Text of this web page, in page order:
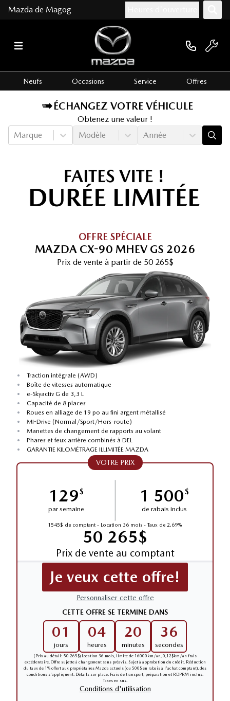
Mazda de Magog
Neufs Occasions Service Offres
ÉCHANGEZ VOTRE VÉHICULE
Obtenez une valeur !
Marque
Modèle Année
OFFRE SPÉCIALE
MAZDA CX-90 MHEV GS 2026
Prix de vente à partir de 50 265$
•
Traction intégrale (AWD)
•
Boîte de vitesses automatique
•
e-Skyactiv G de 3,3 L
•
Capacité de 8 places
•
Roues en alliage de 19 po au fini argent métallisé
•
MI-Drive (Normal/Sport/Hors-route)
•
Manettes de changement de rapports au volant
•
Phares et feux arrière combinés à DEL
•
GARANTIE KILOMÉTRAGE ILLIMITÉE MAZDA
VOTRE PRIX
129$
par semaine
1 500$
de rabais inclus
1545$ de comptant - Location 36 mois - Taux de 2,69%
50 265$
Prix de vente au comptant
Je veux cette offre!
Personnaliser cette offre
CETTE OFFRE SE TERMINE DANS
01
jours
04
heures
20
minutes
36
secondes
(Prix au détail: 50 265$) Location 36 mois, limite de 16000km/an, 0,12$km/an frais
excédentaire. Offre sujette à changement sans préavis. Sujet à approbation du crédit. Réduction
du taux de 1% offert aux propriétaires Mazda actuels (ou 500$ en rabais à l'achat comptant), des
conditions s'appliquent. Détails sur place. Frais de transport, préparation et RDPRM inclus.
Taxes en sus.
Conditions d'utilisation